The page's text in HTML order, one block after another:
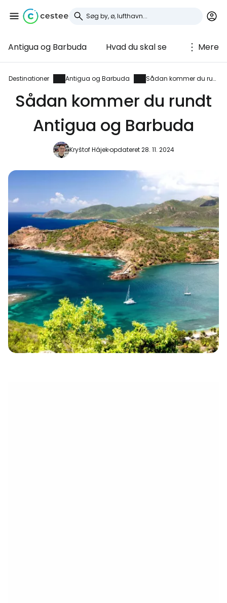
Antigua og Barbuda Hvad du skal se Mere
Destinationer Antigua og Barbuda Sådan kommer du rundt
Sådan kommer du rundt
Antigua og Barbuda
Kryštof Hájekopdateret 28. 11. 2024
Log ind på Cestee
... det verdensomspændende
rejsefællesskab
Fortsæt med Google
Fortsæt med e-mail